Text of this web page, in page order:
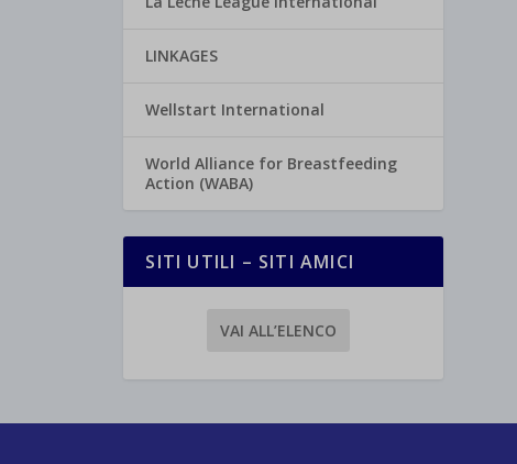
LINKAGES
Wellstart International
World Alliance for Breastfeeding
Action (WABA)
SITI UTILI – SITI AMICI
VAI ALL’ELENCO